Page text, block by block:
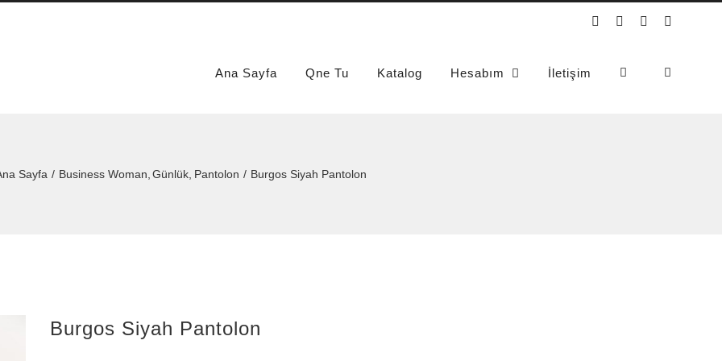
InstagramYouTubeWhatsApp
Ana Sayfa Qne Tu Katalog Hesabım İletişim
Sayfa Business Woman Günlük Pantolon Burgos Siyah Pantolon
Burgos Siyah Pantolon